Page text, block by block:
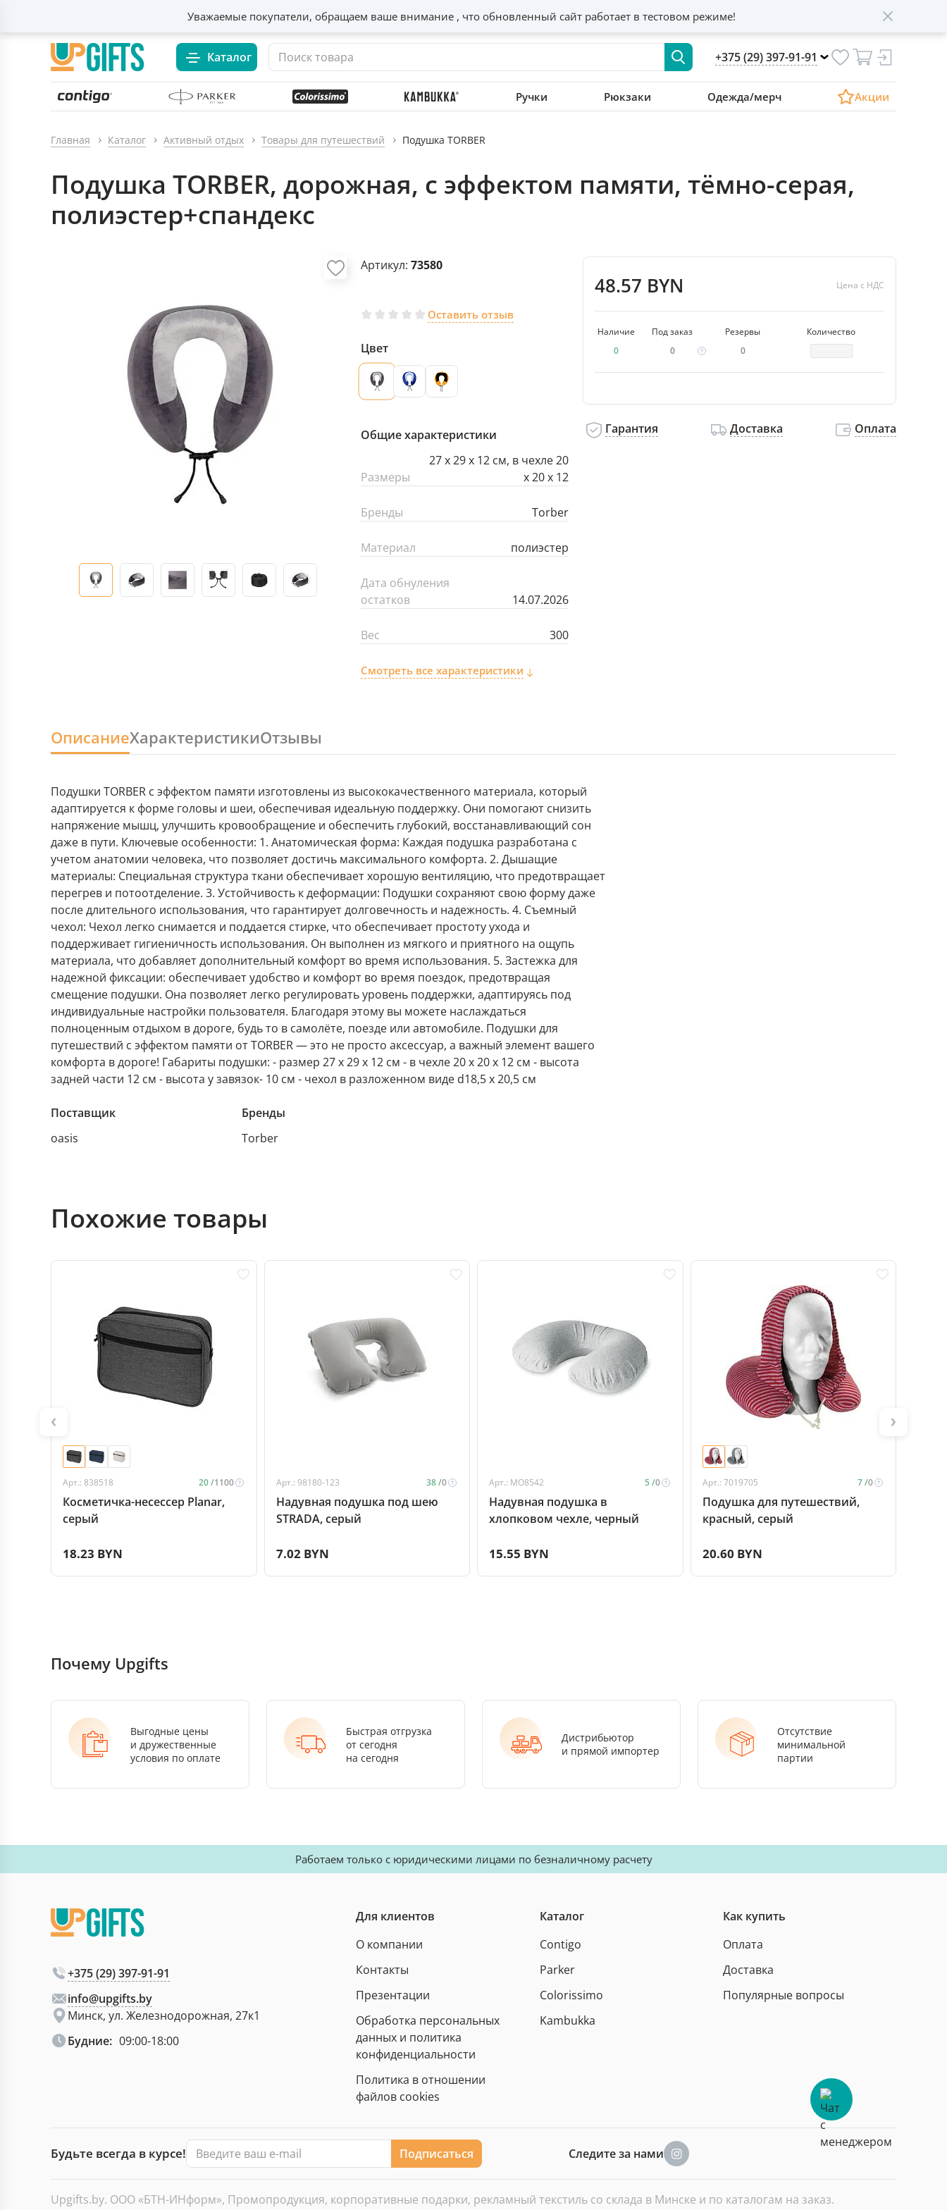
Уважаемые покупатели, обращаем ваше внимание , что обновленный сайт работает в тестовом режиме!
Каталог +375 (29) 397-91-91
Ручки Рюкзаки Одежда/мерч Акции
Главная Каталог Активный отдых Товары для путешествий Подушка TORBER
Подушка TORBER, дорожная, с эффектом памяти, тёмно-серая,
полиэстер+спандекс
Артикул: 73580
Оставить отзыв
Цвет
Общие характеристики
Размеры
27 х 29 х 12 см, в чехле 20
х 20 х 12
Бренды Torber
Материал полиэстер
Дата обнуления
остатков
14.07.2026
Вес 300
Смотреть все характеристики
48.57 BYN Цена с НДС
Наличие Под заказ Резервы
Количество
0
0 0
Гарантия Доставка Оплата
ОписаниеХарактеристикиОтзывы
Подушки TORBER с эффектом памяти изготовлены из высококачественного материала, который
адаптируется к форме головы и шеи, обеспечивая идеальную поддержку. Они помогают снизить
напряжение мышц, улучшить кровообращение и обеспечить глубокий, восстанавливающий сон
даже в пути. Ключевые особенности: 1. Анатомическая форма: Каждая подушка разработана с
учетом анатомии человека, что позволяет достичь максимального комфорта. 2. Дышащие
материалы: Специальная структура ткани обеспечивает хорошую вентиляцию, что предотвращает
перегрев и потоотделение. 3. Устойчивость к деформации: Подушки сохраняют свою форму даже
после длительного использования, что гарантирует долговечность и надежность. 4. Съемный
чехол: Чехол легко снимается и поддается стирке, что обеспечивает простоту ухода и
поддерживает гигиеничность использования. Он выполнен из мягкого и приятного на ощупь
материала, что добавляет дополнительный комфорт во время использования. 5. Застежка для
надежной фиксации: обеспечивает удобство и комфорт во время поездок, предотвращая
смещение подушки. Она позволяет легко регулировать уровень поддержки, адаптируясь под
индивидуальные настройки пользователя. Благодаря этому вы можете наслаждаться
полноценным отдыхом в дороге, будь то в самолёте, поезде или автомобиле. Подушки для
путешествий с эффектом памяти от TORBER — это не просто аксессуар, а важный элемент вашего
комфорта в дороге! Габариты подушки: - размер 27 х 29 х 12 см - в чехле 20 х 20 х 12 см - высота
задней части 12 см - высота у завязок- 10 см - чехол в разложенном виде d18,5 х 20,5 см
Поставщик
oasis
Бренды
Torber
Похожие товары
Арт.: 838518 20 /1100
Косметичка-несессер Planar,
серый
18.23 BYN
Арт.: 98180-123 38 /0
Надувная подушка под шею
STRADA, серый
7.02 BYN
Арт.: MO8542 5 /0
Надувная подушка в
хлопковом чехле, черный
15.55 BYN
Арт.: 7019705 7 /0
Подушка для путешествий,
красный, серый
20.60 BYN
Почему Upgifts
Выгодные цены
и дружественные
условия по оплате
Быстрая отгрузка
от сегодня
на сегодня
Дистрибьютор
и прямой импортер
Отсутствие
минимальной
партии
Работаем только с юридическими лицами по безналичному расчету
+375 (29) 397-91-91
info@upgifts.by
Минск, ул. Железнодорожная, 27к1
Будние: 09:00-18:00
Для клиентов
О компании
Контакты
Презентации
Обработка персональных
данных и политика
конфиденциальности
Политика в отношении
файлов cookies
Каталог
Contigo
Parker
Colorissimo
Kambukka
Как купить
Оплата
Доставка
Популярные вопросы
Будьте всегда в курсе! Подписаться Следите за нами
Upgifts.by. ООО «БТН-ИНформ», Промопродукция, корпоративные подарки, рекламный текстиль со склада в Минске и по каталогам на заказ.